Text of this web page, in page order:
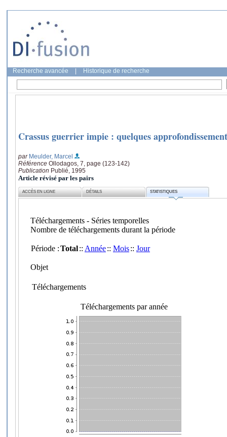
Recherche avancée Historique de recherche
Crassus guerrier impie : quelques
par Meulder, Marcel
Référence Ollodagos, 7, page (123-142)
Publication Publié, 1995
Article révisé par les pairs
ACCÈS EN LIGNE DÉTAILS STATISTIQUES